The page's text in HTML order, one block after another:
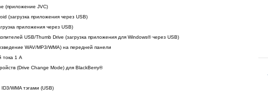
(приложение JVC)
(загрузка приложения через USB)
приложения через USB)
USB/Thumb Drive (загрузка приложения для Windows® через USB)
WAV/MP3/WMA) на передней панели
тока 1 А
(Drive Change Mode) для BlackBerry®
WMA тэгами (USB)